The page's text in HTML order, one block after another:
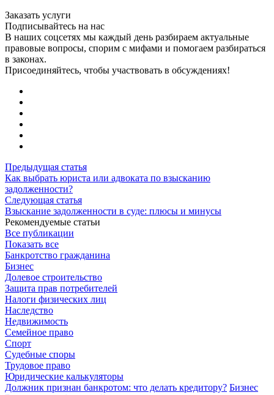
Заказать услуги
Подписывайтесь на нас
В наших соцсетях мы каждый день разбираем актуальные
правовые вопросы, спорим с мифами и помогаем разбираться
в законах.
Присоединяйтесь, чтобы участвовать в обсуждениях!
Предыдущая статья
Как выбрать юриста или адвоката по взысканию
задолженности?
Следующая статья
Взыскание задолженности в суде: плюсы и минусы
Рекомендуемые статьи
Все публикации
Показать все
Банкротство гражданина
Бизнес
Долевое строительство
Защита прав потребителей
Налоги физических лиц
Наследство
Недвижимость
Семейное право
Спорт
Судебные споры
Трудовое право
Юридические калькуляторы
Должник признан банкротом: что делать кредитору? Бизнес